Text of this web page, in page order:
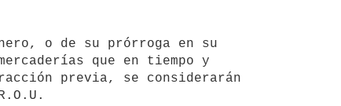
que en tiempo y
previa, se considerarán